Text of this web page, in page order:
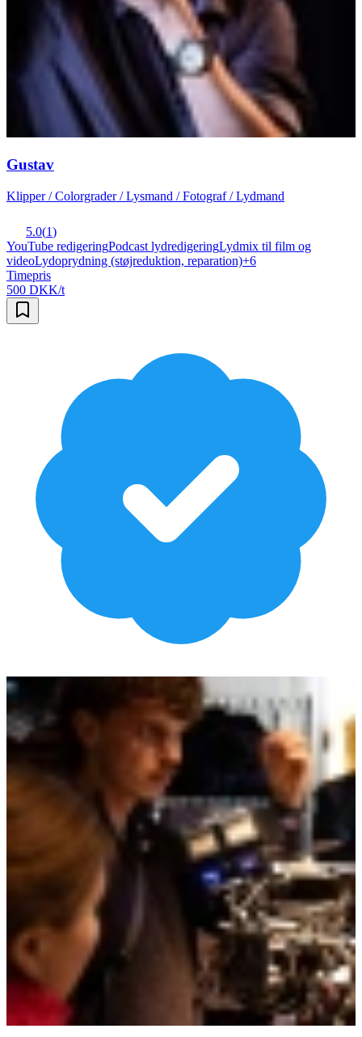
Gustav
Klipper / Colorgrader / Lysmand / Fotograf / Lydmand
5.0(1)
YouTube redigeringPodcast lydredigeringLydmix til film og
videoLydoprydning (støjreduktion, reparation)+6
Timepris
500 DKK/t